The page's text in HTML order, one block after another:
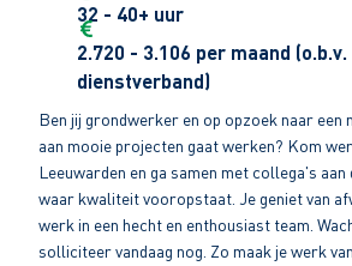
32 - 40+ uur
2.720 - 3.106 per maand
dienstverband)
Ben jij grondwerker en op opzoek naar een
aan mooie projecten gaat werken? Kom
Leeuwarden en ga samen met collega's
waar kwaliteit vooropstaat. Je geniet van
werk in een hecht en enthousiast team.
solliciteer vandaag nog. Zo maak je werk